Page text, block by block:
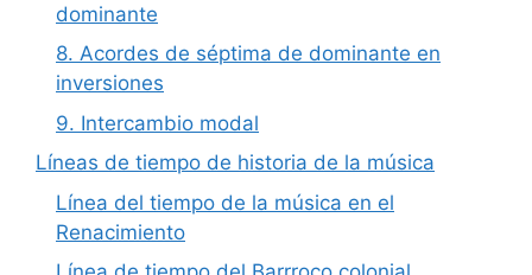
dominante
8. Acordes de séptima de dominante en
inversiones
9. Intercambio modal
Líneas de tiempo de historia de la música
Línea del tiempo de la música en el
Renacimiento